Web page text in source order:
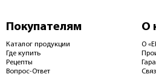
Покупателям
Каталог продукции
Где купить
Рецепты
Вопрос-Ответ
О
О